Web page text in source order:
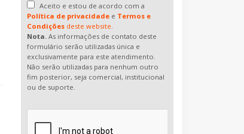
Aceito e estou de acordo com a
Política de privacidade e Termos e
Condições deste website.
Nota. As informações de contato deste
formulário serão utilizadas única e
exclusivamente para este atendimento.
Não serão utilizadas para nenhum outro
fim posterior, seja comercial, institucional
ou de suporte.